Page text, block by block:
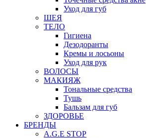
Уход для губ
ШЕЯ
ТЕЛО
Гигиена
Дезодоранты
Кремы и лосьоны
Уход для рук
ВОЛОСЫ
МАКИЯЖ
Тональные средства
Тушь
Бальзам для губ
ЗДОРОВЬЕ
БРЕНДЫ
A.G.E STOP